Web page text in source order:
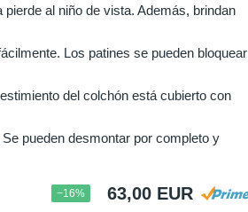
al niño de vista. Además, brindan
Los patines se pueden bloquear
del colchón está cubierto con
pueden desmontar por completo y
−16% 63,00 EUR